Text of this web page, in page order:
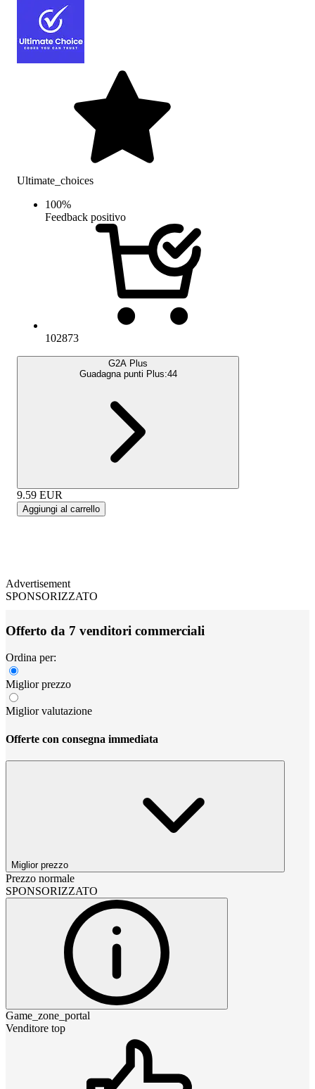
Ultimate_choices
100%
Feedback positivo
102873
G2A Plus
Guadagna punti Plus:44
9.59 EUR
Aggiungi al carrello
Advertisement
SPONSORIZZATO
Offerto da 7 venditori commerciali
Ordina per:
Miglior prezzo
Miglior valutazione
Offerte con consegna immediata
Miglior prezzo
Prezzo normale
SPONSORIZZATO
Game_zone_portal
Venditore top